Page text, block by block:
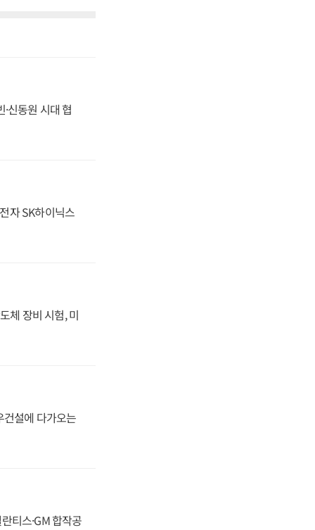
신동원 시대 협
자 SK하이닉스
체 장비 시험, 미
건설에 다가오는
티스·GM 합작공